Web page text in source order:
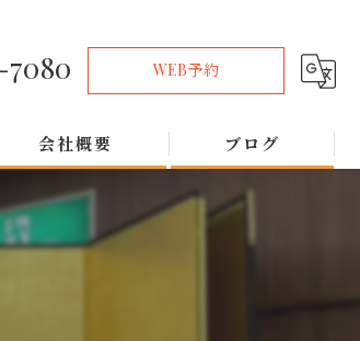
WEB予約
会社概要 ブログ